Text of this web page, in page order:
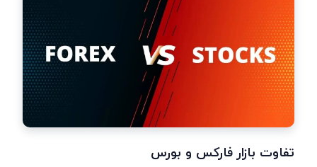
تفاوت بازار فارکس و بورس